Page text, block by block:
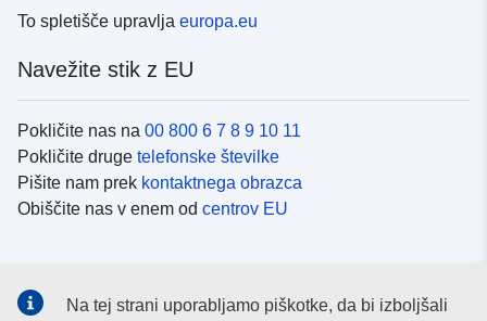
To spletišče upravlja europa.eu
Navežite stik z EU
Pokličite nas na 00 800 6 7 8 9 10 11
Pokličite druge telefonske številke
Pišite nam prek kontaktnega obrazca
Obiščite nas v enem od centrov EU
Na tej strani uporabljamo piškotke, da bi izboljšali